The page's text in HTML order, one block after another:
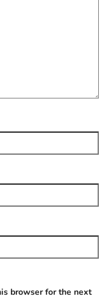
browser for the next